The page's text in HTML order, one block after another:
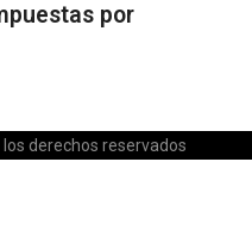
por
los derechos reservados